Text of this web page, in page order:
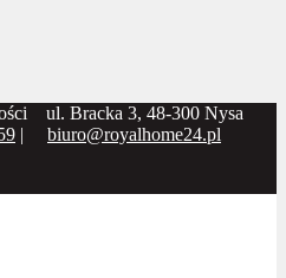
ul. Bracka 3, 48-300 Nysa
| biuro@royalhome24.pl